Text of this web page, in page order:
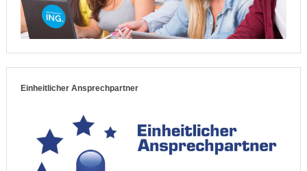
Einheitlicher Ansprechpartner